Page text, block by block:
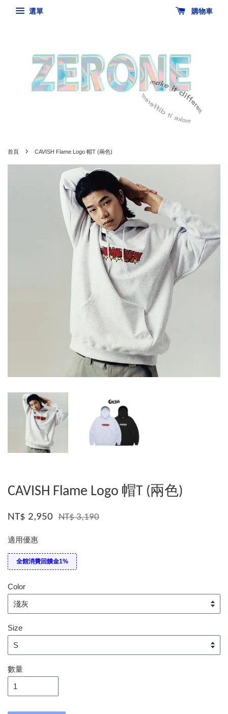
選單 購物車
首頁 › CAVISH Flame Logo 帽T (兩色)
CAVISH Flame Logo 帽T (兩色)
NT$ 2,950 NT$ 3,190
適用優惠
全館消費回饋金1%
Color
Size
數量